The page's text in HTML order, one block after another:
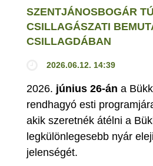
SZENTJÁNOSBOGÁR
CSILLAGÁSZATI
CSILLAGDÁBAN
2026.06.12. 14:39
2026. június 26-án a
rendhagyó esti
akik szeretnék átélni a
legkülönlegesebb nyár
jelenségét.